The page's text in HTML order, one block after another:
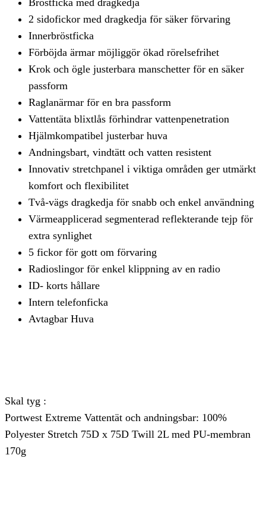
Bröstficka med dragkedja
2 sidofickor med dragkedja för säker förvaring
Innerbröstficka
Förböjda ärmar möjliggör ökad rörelsefrihet
Krok och ögle justerbara manschetter för en säker
passform
Raglanärmar för en bra passform
Vattentäta blixtlås förhindrar vattenpenetration
Hjälmkompatibel justerbar huva
Andningsbart, vindtätt och vatten resistent
Innovativ stretchpanel i viktiga områden ger utmärkt
komfort och flexibilitet
Två-vägs dragkedja för snabb och enkel användning
Värmeapplicerad segmenterad reflekterande tejp för
extra synlighet
5 fickor för gott om förvaring
Radioslingor för enkel klippning av en radio
ID- korts hållare
Intern telefonficka
Avtagbar Huva
Skal tyg :
Portwest Extreme Vattentät och andningsbar: 100%
Polyester Stretch 75D x 75D Twill 2L med PU-membran
170g